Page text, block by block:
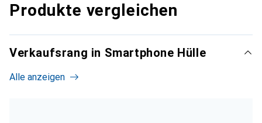
Produkte vergleichen
Verkaufsrang in Smartphone Hülle
Alle anzeigen